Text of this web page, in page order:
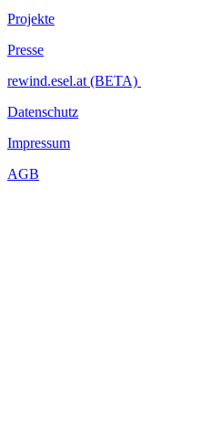
Projekte
Presse
rewind.esel.at (BETA)
Datenschutz
Impressum
AGB